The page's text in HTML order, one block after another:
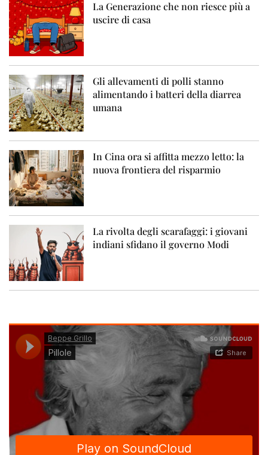
La Generazione che non riesce più a
uscire di casa
Gli allevamenti di polli stanno
alimentando i batteri della diarrea
umana
In Cina ora si affitta mezzo letto: la
nuova frontiera del risparmio
La rivolta degli scarafaggi: i giovani
indiani sfidano il governo Modi